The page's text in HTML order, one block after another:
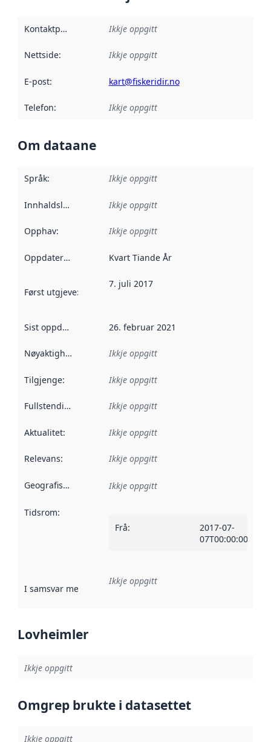
Kontaktpunkt Ikkje oppgitt
Nettside: Ikkje oppgitt
E-post: kart@fiskeridir.no
Telefon: Ikkje oppgitt
Om dataane
Språk: Ikkje oppgitt
Innhaldsleverandørar :
Ikkje oppgitt
Opphav: Ikkje oppgitt
Oppdateringsfrekvens :
Kvart Tiande År
Først utgjeve: Denne datoen seier når dataa i dette
7. juli 2017
Sist oppdatert 26. februar 2021
Nøyaktigheit Ikkje oppgitt
Tilgjenge: Ikkje oppgitt
Fullstendigheit Ikkje oppgitt
Aktualitet: Ikkje oppgitt
Relevans: Ikkje oppgitt
Geografisk område Ikkje oppgitt
Tidsrom:
Frå:
2017-07-
07T00:00:00Z
I samsvar med Referanse til ei implementeringsregel eller
Ikkje oppgitt
Lovheimler
Ikkje oppgitt
Omgrep brukte i datasettet
Ikkje oppgitt